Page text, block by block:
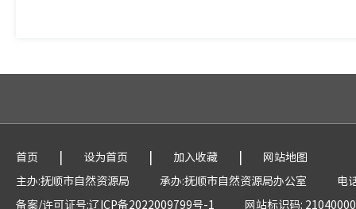
首页 | 设为首页 | 加入收藏 |
网站地图
主办:抚顺市自然资源局
承办:抚顺市自然资源局办公室
电
备案/许可证号:辽ICP备2022009799号-1
网站标识码: